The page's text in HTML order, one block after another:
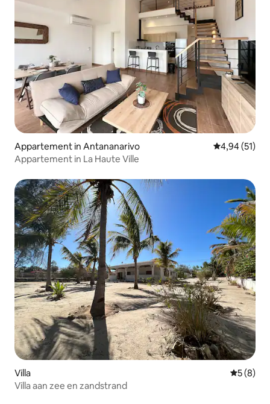
Appartement in Antananarivo Gemiddelde
4,94 (51)
Appartement in La Haute Ville
Villa
5 (8)
Villa aan zee en zandstrand